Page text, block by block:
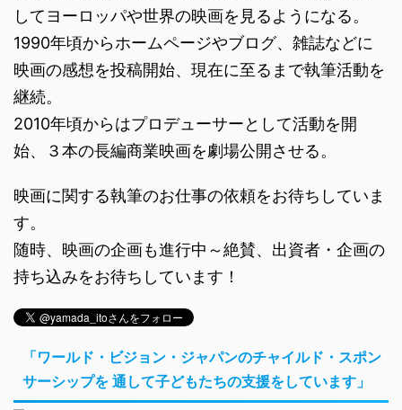
してヨーロッパや世界の映画を見るようになる。
1990年頃からホームページやブログ、雑誌などに
映画の感想を投稿開始、現在に至るまで執筆活動を
継続。
2010年頃からはプロデューサーとして活動を開
始、３本の長編商業映画を劇場公開させる。
映画に関する執筆のお仕事の依頼をお待ちしていま
す。
随時、映画の企画も進行中～絶賛、出資者・企画の
持ち込みをお待ちしています！
「ワールド・ビジョン・ジャパンのチャイルド・スポン
サーシップを 通して子どもたちの支援をしています」